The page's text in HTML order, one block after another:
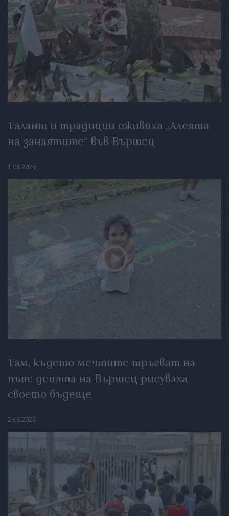
Талант и традиции оживиха „Алеята
на занаятите“ във Вършец
1.08.2026
Там, където мечтите тръгват на
път: децата на Вършец рисуваха
своето бъдеще
2.08.2026